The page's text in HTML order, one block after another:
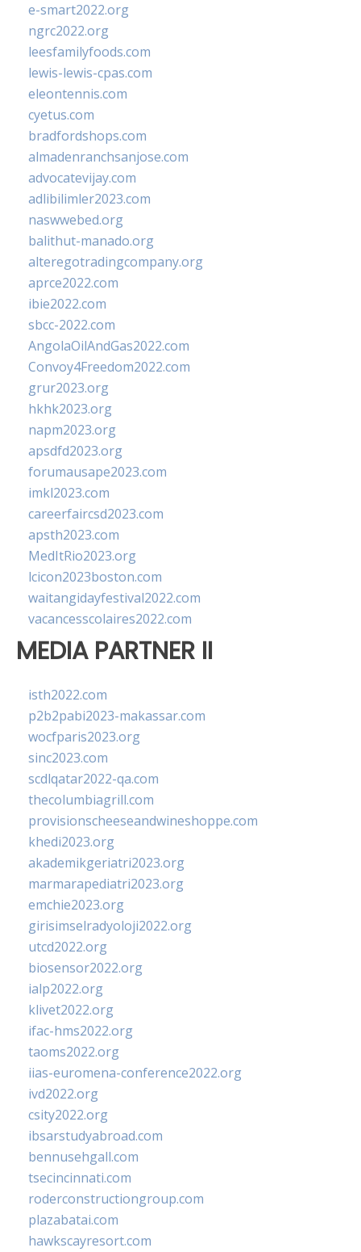
e-smart2022.org
ngrc2022.org
leesfamilyfoods.com
lewis-lewis-cpas.com
eleontennis.com
cyetus.com
bradfordshops.com
almadenranchsanjose.com
advocatevijay.com
adlibilimler2023.com
naswwebed.org
balithut-manado.org
alteregotradingcompany.org
aprce2022.com
ibie2022.com
sbcc-2022.com
AngolaOilAndGas2022.com
Convoy4Freedom2022.com
grur2023.org
hkhk2023.org
napm2023.org
apsdfd2023.org
forumausape2023.com
imkl2023.com
careerfaircsd2023.com
apsth2023.com
MedItRio2023.org
lcicon2023boston.com
waitangidayfestival2022.com
vacancesscolaires2022.com
MEDIA PARTNER II
isth2022.com
p2b2pabi2023-makassar.com
wocfparis2023.org
sinc2023.com
scdlqatar2022-qa.com
thecolumbiagrill.com
provisionscheeseandwineshoppe.com
khedi2023.org
akademikgeriatri2023.org
marmarapediatri2023.org
emchie2023.org
girisimselradyoloji2022.org
utcd2022.org
biosensor2022.org
ialp2022.org
klivet2022.org
ifac-hms2022.org
taoms2022.org
iias-euromena-conference2022.org
ivd2022.org
csity2022.org
ibsarstudyabroad.com
bennusehgall.com
tsecincinnati.com
roderconstructiongroup.com
plazabatai.com
hawkscayresort.com